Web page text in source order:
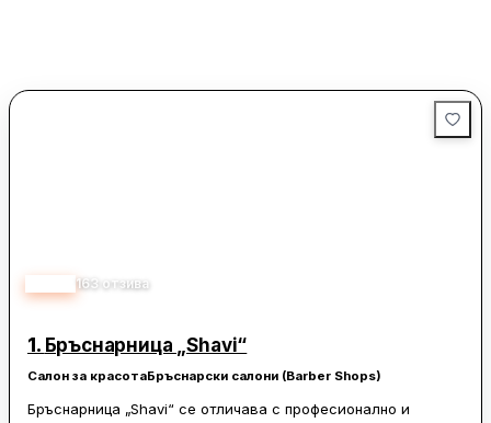
163 отзива
1. Бръснарница „Shavi“
Салон за красотаБръснарски салони (Barber Shops)
Бръснарница „Shavi“ се отличава с професионално и